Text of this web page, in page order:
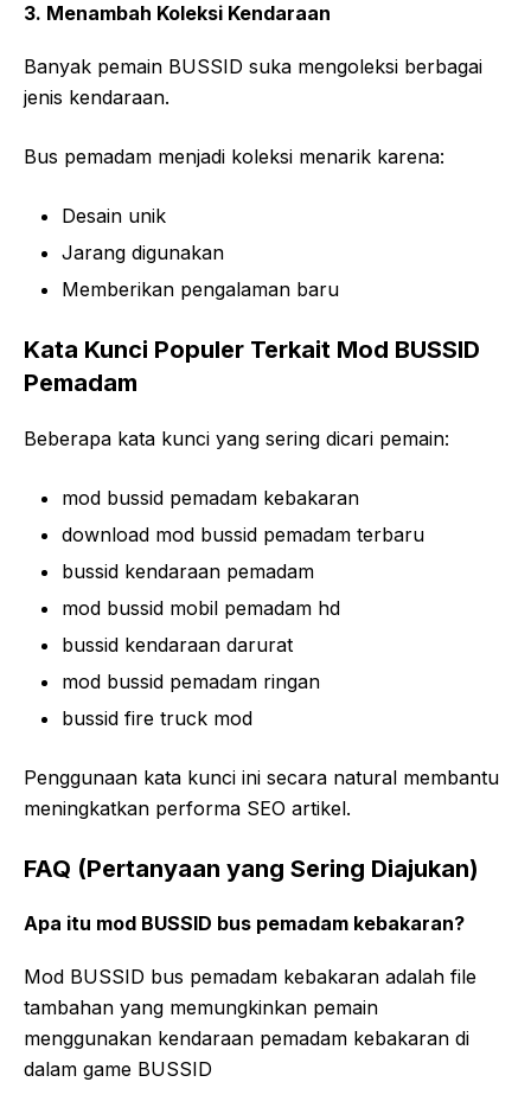
3. Menambah Koleksi Kendaraan
Banyak pemain BUSSID suka mengoleksi berbagai
jenis kendaraan.
Bus pemadam menjadi koleksi menarik karena:
Desain unik
Jarang digunakan
Memberikan pengalaman baru
Kata Kunci Populer Terkait Mod BUSSID
Pemadam
Beberapa kata kunci yang sering dicari pemain:
mod bussid pemadam kebakaran
download mod bussid pemadam terbaru
bussid kendaraan pemadam
mod bussid mobil pemadam hd
bussid kendaraan darurat
mod bussid pemadam ringan
bussid fire truck mod
Penggunaan kata kunci ini secara natural membantu
meningkatkan performa SEO artikel.
FAQ (Pertanyaan yang Sering Diajukan)
Apa itu mod BUSSID bus pemadam kebakaran?
Mod BUSSID bus pemadam kebakaran adalah file
tambahan yang memungkinkan pemain
menggunakan kendaraan pemadam kebakaran di
dalam game BUSSID